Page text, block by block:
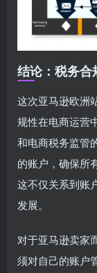
结论：税务合
这次亚马逊欧洲
规性在电商运营
和电商税务监管
的账户，确保所
这不仅关系到账
发展。
对于亚马逊卖家
须对自己的账户